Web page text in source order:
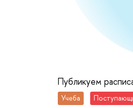
Публикуем
Учеба